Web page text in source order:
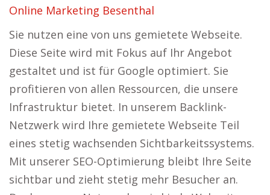
Online Marketing Besenthal
Sie nutzen eine von uns gemietete Webseite.
Diese Seite wird mit Fokus auf Ihr Angebot
gestaltet und ist für Google optimiert. Sie
profitieren von allen Ressourcen, die unsere
Infrastruktur bietet. In unserem Backlink-
Netzwerk wird Ihre gemietete Webseite Teil
eines stetig wachsenden Sichtbarkeitssystems.
Mit unserer SEO-Optimierung bleibt Ihre Seite
sichtbar und zieht stetig mehr Besucher an.